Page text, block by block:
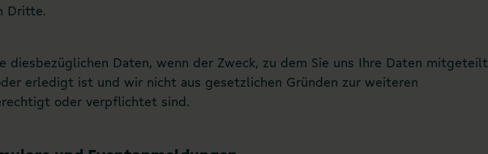
Dritte.
diesbezüglichen Daten, wenn der Zweck, zu dem Sie uns Ihre Daten mitgeteilt
erledigt ist und wir nicht aus gesetzlichen Gründen zur weiteren
oder verpflichtet sind.